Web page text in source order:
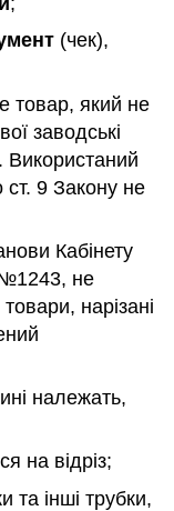
(чек),
товар, який не
заводські
Використаний
9 Закону не
Кабінету
№1243, не
нарізані
належать,
на відріз;
та інші трубки,